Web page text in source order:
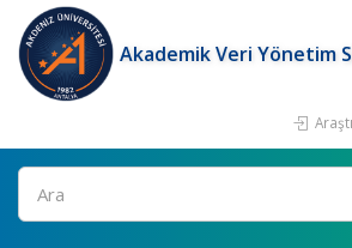
Akademik Veri Yönetim
Ara